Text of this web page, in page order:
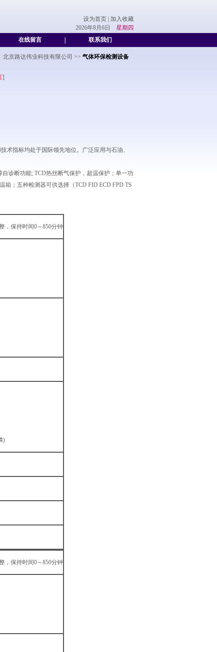
设为首页
加入收藏
2026年8月6日 星期四
在线留言
联系我们
北京路达伟业科技有限公司 >> 气体环保检测设备
]
术指标均处于国际领先地位。广泛应用与石油、
诊断功能; TCD热丝断气保护，超温保护；单一功
；五种检测器可供选择（TCD FID ECD FPD TS
，保持时间0～850分钟
)
，保持时间0～850分钟